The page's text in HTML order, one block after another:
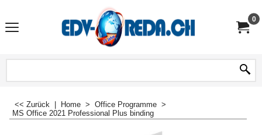
0
<< Zurück Home > Office Programme >
MS Office 2021 Professional Plus binding